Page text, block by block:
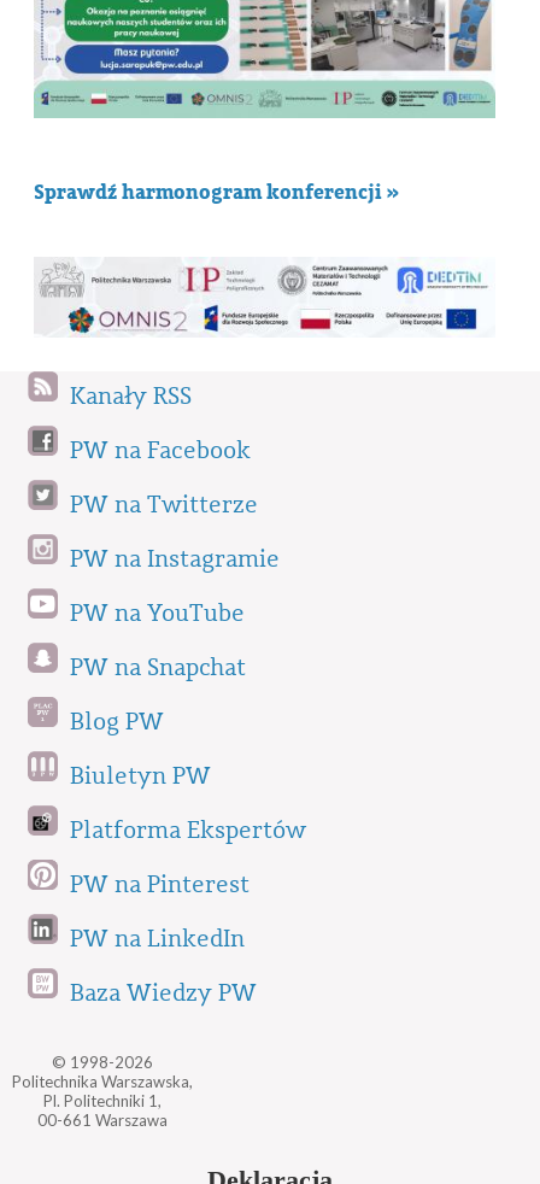
Sprawdź harmonogram konferencji »
Kanały RSS
PW na Facebook
PW na Twitterze
PW na Instagramie
PW na YouTube
PW na Snapchat
Blog PW
Biuletyn PW
Platforma Ekspertów
PW na Pinterest
PW na LinkedIn
Baza Wiedzy PW
© 1998-2026
Politechnika Warszawska,
Pl. Politechniki 1,
00-661 Warszawa